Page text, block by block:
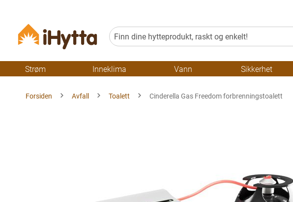
Strøm
Inneklima Vann Sikkerhet
Forsiden Avfall Toalett Cinderella Gas Freedom forbrenningstoalett